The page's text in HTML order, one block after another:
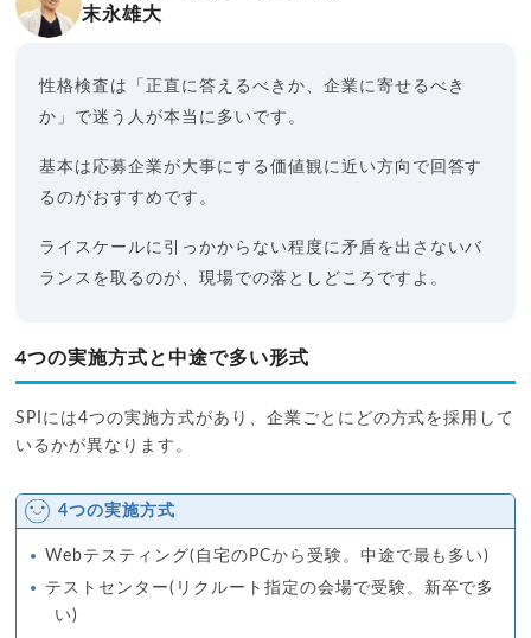
末永雄大
性格検査は「正直に答えるべきか、企業に寄せるべき
か」で迷う人が本当に多いです。
基本は応募企業が大事にする価値観に近い方向で回答す
るのがおすすめです。
ライスケールに引っかからない程度に矛盾を出さないバ
ランスを取るのが、現場での落としどころですよ。
4つの実施方式と中途で多い形式
SPIには4つの実施方式があり、企業ごとにどの方式を採用して
いるかが異なります。
4つの実施方式
Webテスティング(自宅のPCから受験。中途で最も多い)
テストセンター(リクルート指定の会場で受験。新卒で多
い)